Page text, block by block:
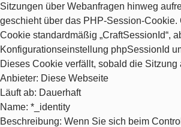
Sitzungen über Webanfragen hinweg
geschieht über das PHP-Session-Cookie.
Cookie standardmäßig „CraftSessionId“,
Konfigurationseinstellung phpSessionId
Dieses Cookie verfällt, sobald die Sitzung
Anbieter: Diese Webseite
Läuft ab: Dauerhaft
Name: *_identity
Beschreibung: Wenn Sie sich beim